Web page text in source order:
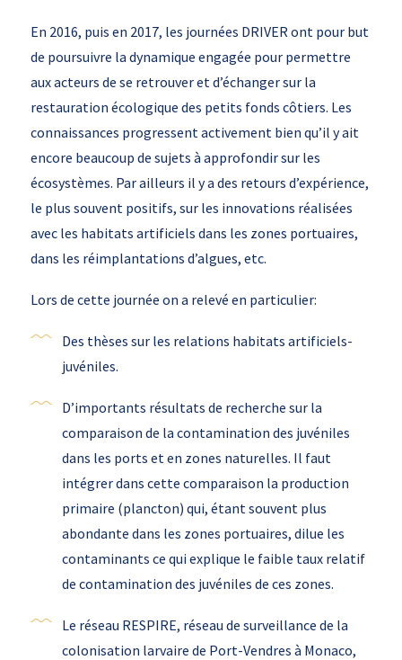
En 2016, puis en 2017, les journées DRIVER ont pour but
de poursuivre la dynamique engagée pour permettre
aux acteurs de se retrouver et d’échanger sur la
restauration écologique des petits fonds côtiers. Les
connaissances progressent activement bien qu’il y ait
encore beaucoup de sujets à approfondir sur les
écosystèmes. Par ailleurs il y a des retours d’expérience,
le plus souvent positifs, sur les innovations réalisées
avec les habitats artificiels dans les zones portuaires,
dans les réimplantations d’algues, etc.
Lors de cette journée on a relevé en particulier:
Des thèses sur les relations habitats artificiels-
juvéniles.
D’importants résultats de recherche sur la
comparaison de la contamination des juvéniles
dans les ports et en zones naturelles. Il faut
intégrer dans cette comparaison la production
primaire (plancton) qui, étant souvent plus
abondante dans les zones portuaires, dilue les
contaminants ce qui explique le faible taux relatif
de contamination des juvéniles de ces zones.
Le réseau RESPIRE, réseau de surveillance de la
colonisation larvaire de Port-Vendres à Monaco,